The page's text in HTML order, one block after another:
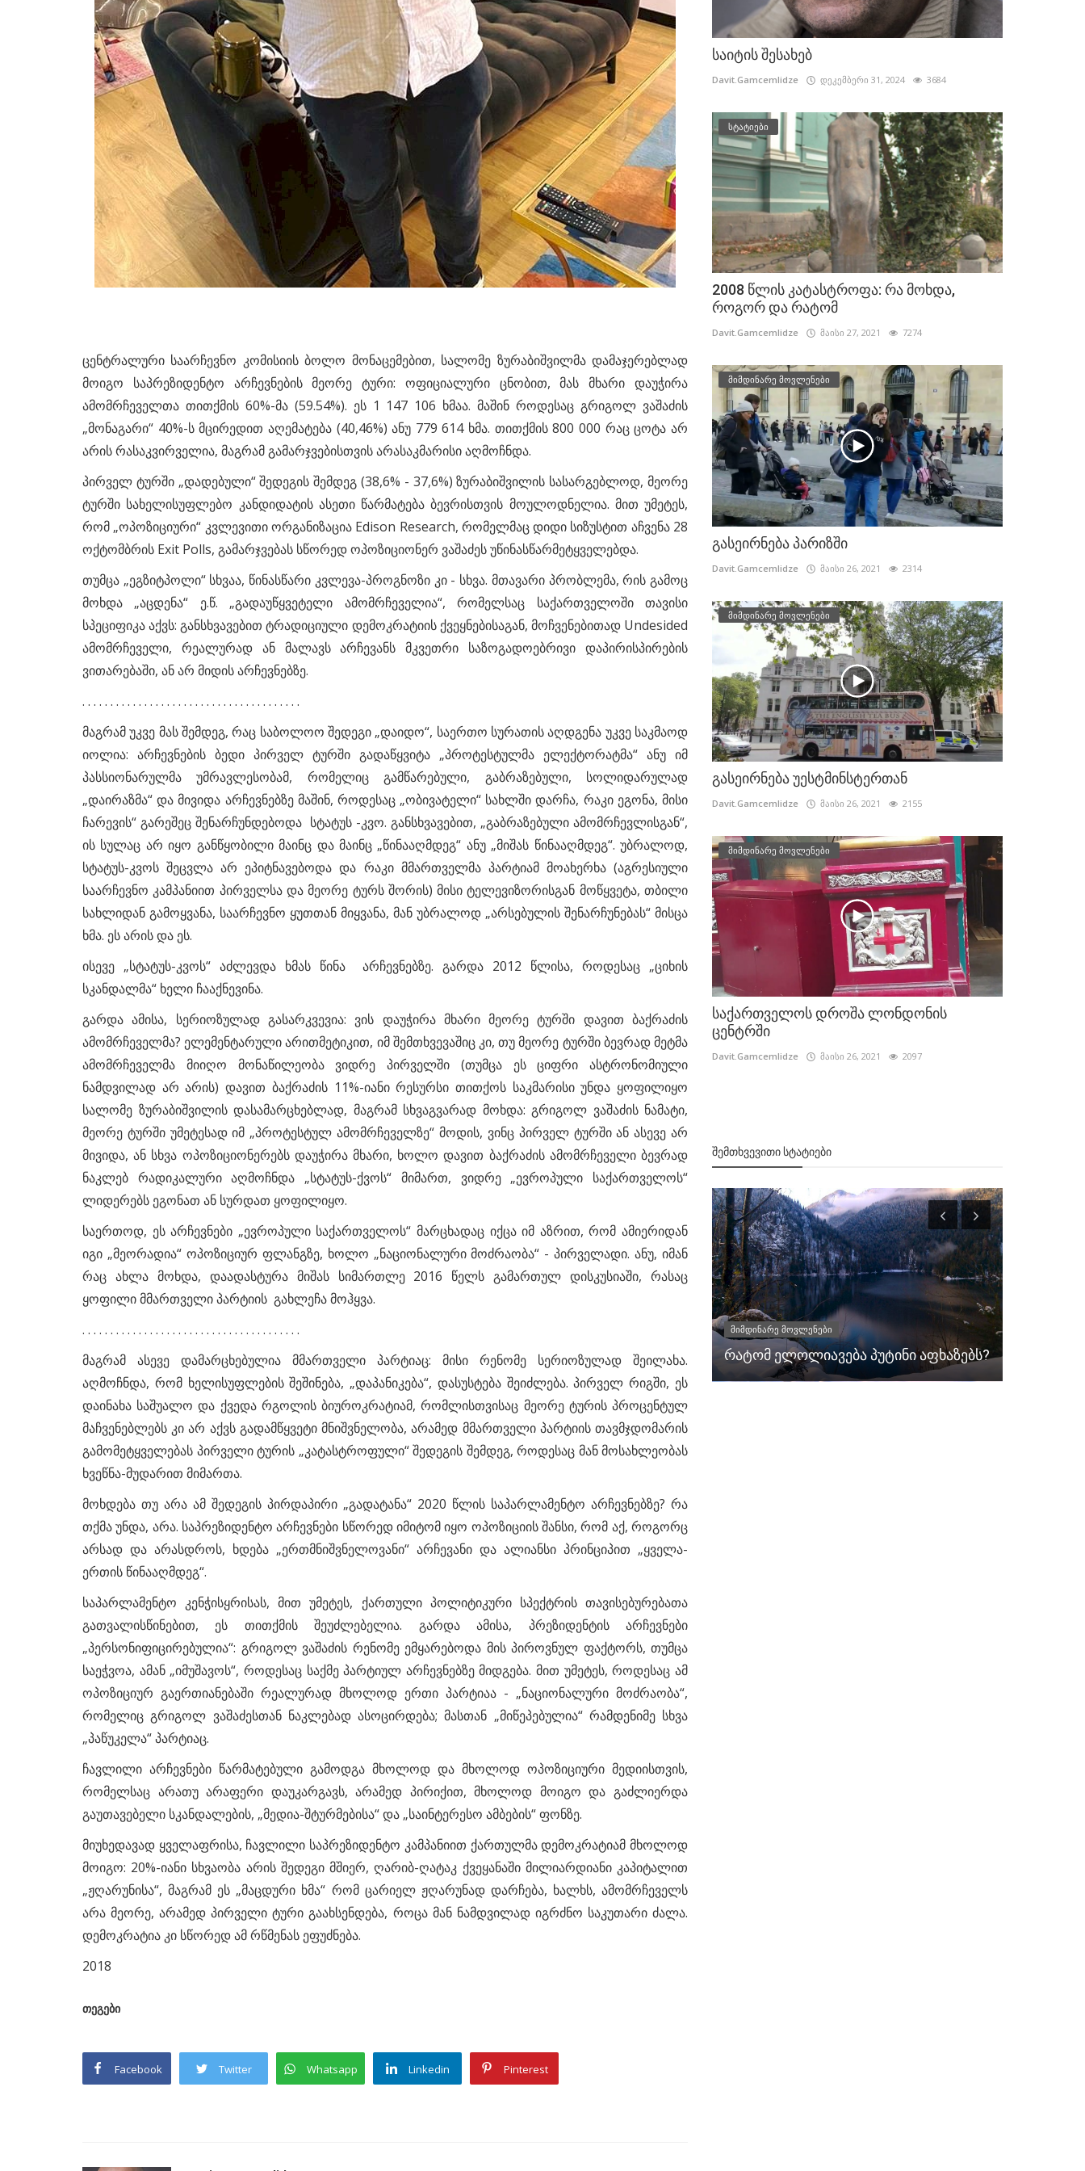
ცენტრალური საარჩევნო კომისიის ბოლო მონაცემებით, სალომე ზურაბიშვილმა დამაჯერებლად
მოიგო საპრეზიდენტო არჩევნების მეორე ტური: ოფიციალური ცნობით, მას მხარი დაუჭირა
ამომრჩეველთა თითქმის 60%-მა (59.54%). ეს 1 147 106 ხმაა. მაშინ როდესაც გრიგოლ ვაშაძის
„მონაგარი“ 40%-ს მცირედით აღემატება (40,46%) ანუ 779 614 ხმა. თითქმის 800 000 რაც ცოტა არ
არის რასაკვირველია, მაგრამ გამარჯვებისთვის არასაკმარისი აღმოჩნდა.
პირველ ტურში „დადებული“ შედეგის შემდეგ (38,6% - 37,6%) ზურაბიშვილის სასარგებლოდ, მეორე
ტურში სახელისუფლებო კანდიდატის ასეთი წარმატება ბევრისთვის მოულოდნელია. მით უმეტეს,
რომ „ოპოზიციური“ კვლევითი ორგანიზაცია Edison Research, რომელმაც დიდი სიზუსტით აჩვენა 28
ოქტომბრის Exit Polls, გამარჯვებას სწორედ ოპოზიციონერ ვაშაძეს უწინასწარმეტყველებდა.
თუმცა „ეგზიტპოლი“ სხვაა, წინასწარი კვლევა-პროგნოზი კი - სხვა. მთავარი პრობლემა, რის გამოც
მოხდა „აცდენა“ ე.წ. „გადაუწყვეტელი ამომრჩეველია“, რომელსაც საქართველოში თავისი
სპეციფიკა აქვს: განსხვავებით ტრადიციული დემოკრატიის ქვეყნებისაგან, მოჩვენებითად Undesided
ამომრჩეველი, რეალურად ან მალავს არჩევანს მკვეთრი საზოგადოებრივი დაპირისპირების
ვითარებაში, ან არ მიდის არჩევნებზე.
. . . . . . . . . . . . . . . . . . . . . . . . . . . . . . . . . . . . . . .
მაგრამ უკვე მას შემდეგ, რაც საბოლოო შედეგი „დაიდო“, საერთო სურათის აღდგენა უკვე საკმაოდ
იოლია: არჩევნების ბედი პირველ ტურში გადაწყვიტა „პროტესტულმა ელექტორატმა“ ანუ იმ
პასსიონარულმა უმრავლესობამ, რომელიც გამწარებული, გაბრაზებული, სოლიდარულად
„დაირაზმა“ და მივიდა არჩევნებზე მაშინ, როდესაც „ობივატელი“ სახლში დარჩა, რაკი ეგონა, მისი
ჩარევის“ გარეშეც შენარჩუნდებოდა სტატუს -კვო. განსხვავებით, „გაბრაზებული ამომრჩევლისგან“,
ის სულაც არ იყო განწყობილი მაინც და მაინც „წინააღმდეგ“ ანუ „მიშას წინააღმდეგ“. უბრალოდ,
სტატუს-კვოს შეცვლა არ ეპიტნავებოდა და რაკი მმართველმა პარტიამ მოახერხა (აგრესიული
საარჩევნო კამპანიით პირველსა და მეორე ტურს შორის) მისი ტელევიზორისგან მოწყვეტა, თბილი
სახლიდან გამოყვანა, საარჩევნო ყუთთან მიყვანა, მან უბრალოდ „არსებულის შენარჩუნებას“ მისცა
ხმა. ეს არის და ეს.
ისევე „სტატუს-კვოს“ აძლევდა ხმას წინა არჩევნებზე. გარდა 2012 წლისა, როდესაც „ციხის
სკანდალმა“ ხელი ჩააქნევინა.
გარდა ამისა, სერიოზულად გასარკვევია: ვის დაუჭირა მხარი მეორე ტურში დავით ბაქრაძის
ამომრჩეველმა? ელემენტარული არითმეტიკით, იმ შემთხვევაშიც კი, თუ მეორე ტურში ბევრად მეტმა
ამომრჩეველმა მიიღო მონაწილეობა ვიდრე პირველში (თუმცა ეს ციფრი ასტრონომიული
ნამდვილად არ არის) დავით ბაქრაძის 11%-იანი რესურსი თითქოს საკმარისი უნდა ყოფილიყო
სალომე ზურაბიშვილის დასამარცხებლად, მაგრამ სხვაგვარად მოხდა: გრიგოლ ვაშაძის ნამატი,
მეორე ტურში უმეტესად იმ „პროტესტულ ამომრჩეველზე“ მოდის, ვინც პირველ ტურში ან ასევე არ
მივიდა, ან სხვა ოპოზიციონერებს დაუჭირა მხარი, ხოლო დავით ბაქრაძის ამომრჩეველი ბევრად
ნაკლებ რადიკალური აღმოჩნდა „სტატუს-ქვოს“ მიმართ, ვიდრე „ევროპული საქართველოს“
ლიდერებს ეგონათ ან სურდათ ყოფილიყო.
საერთოდ, ეს არჩევნები „ევროპული საქართველოს“ მარცხადაც იქცა იმ აზრით, რომ ამიერიდან
იგი „მეორადია“ ოპოზიციურ ფლანგზე, ხოლო „ნაციონალური მოძრაობა“ - პირველადი. ანუ, იმან
რაც ახლა მოხდა, დაადასტურა მიშას სიმართლე 2016 წელს გამართულ დისკუსიაში, რასაც
ყოფილი მმართველი პარტიის გახლეჩა მოჰყვა.
. . . . . . . . . . . . . . . . . . . . . . . . . . . . . . . . . . . . . . .
მაგრამ ასევე დამარცხებულია მმართველი პარტიაც: მისი რენომე სერიოზულად შეილახა.
აღმოჩნდა, რომ ხელისუფლების შეშინება, „დაპანიკება“, დასუსტება შეიძლება. პირველ რიგში, ეს
დაინახა საშუალო და ქვედა რგოლის ბიუროკრატიამ, რომლისთვისაც მეორე ტურის პროცენტულ
მაჩვენებლებს კი არ აქვს გადამწყვეტი მნიშვნელობა, არამედ მმართველი პარტიის თავმჯდომარის
გამომეტყველებას პირველი ტურის „კატასტროფული“ შედეგის შემდეგ, როდესაც მან მოსახლეობას
ხვეწნა-მუდარით მიმართა.
მოხდება თუ არა ამ შედეგის პირდაპირი „გადატანა“ 2020 წლის საპარლამენტო არჩევნებზე? რა
თქმა უნდა, არა. საპრეზიდენტო არჩევნები სწორედ იმიტომ იყო ოპოზიციის შანსი, რომ აქ, როგორც
არსად და არასდროს, ხდება „ერთმნიშვნელოვანი“ არჩევანი და ალიანსი პრინციპით „ყველა-
ერთის წინააღმდეგ“.
საპარლამენტო კენჭისყრისას, მით უმეტეს, ქართული პოლიტიკური სპექტრის თავისებურებათა
გათვალისწინებით, ეს თითქმის შეუძლებელია. გარდა ამისა, პრეზიდენტის არჩევნები
„პერსონიფიცირებულია“: გრიგოლ ვაშაძის რენომე ემყარებოდა მის პიროვნულ ფაქტორს, თუმცა
საეჭვოა, ამან „იმუშავოს“, როდესაც საქმე პარტიულ არჩევნებზე მიდგება. მით უმეტეს, როდესაც ამ
ოპოზიციურ გაერთიანებაში რეალურად მხოლოდ ერთი პარტიაა - „ნაციონალური მოძრაობა“,
რომელიც გრიგოლ ვაშაძესთან ნაკლებად ასოცირდება; მასთან „მიწეპებულია“ რამდენიმე სხვა
„პაწუკელა“ პარტიაც.
ჩავლილი არჩევნები წარმატებული გამოდგა მხოლოდ და მხოლოდ ოპოზიციური მედიისთვის,
რომელსაც არათუ არაფერი დაუკარგავს, არამედ პირიქით, მხოლოდ მოიგო და გაძლიერდა
გაუთავებელი სკანდალების, „მედია-შტურმებისა“ და „საინტერესო ამბების“ ფონზე.
მიუხედავად ყველაფრისა, ჩავლილი საპრეზიდენტო კამპანიით ქართულმა დემოკრატიამ მხოლოდ
მოიგო: 20%-იანი სხვაობა არის შედეგი მშიერ, ღარიბ-ღატაკ ქვეყანაში მილიარდიანი კაპიტალით
„ჟღარუნისა“, მაგრამ ეს „მაცდური ხმა“ რომ ცარიელ ჟღარუნად დარჩება, ხალხს, ამომრჩეველს
არა მეორე, არამედ პირველი ტური გაახსენდება, როცა მან ნამდვილად იგრძნო საკუთარი ძალა.
დემოკრატია კი სწორედ ამ რწმენას ეფუძნება.
2018
თეგები
Facebook Twitter Whatsapp Linkedin Pinterest
საიტის შესახებ
Davit.Gamcemlidze დეკემბერი 31, 2024 3684
სტატიები
2008 წლის კატასტროფა: რა მოხდა,
როგორ და რატომ
Davit.Gamcemlidze მაისი 27, 2021 7274
მიმდინარე მოვლენები
გასეირნება პარიზში
Davit.Gamcemlidze მაისი 26, 2021 2314
მიმდინარე მოვლენები
გასეირნება უესტმინსტერთან
Davit.Gamcemlidze მაისი 26, 2021 2155
მიმდინარე მოვლენები
საქართველოს დროშა ლონდონის
ცენტრში
Davit.Gamcemlidze მაისი 26, 2021 2097
ᲨᲔᲛᲗᲮᲕᲔᲕᲘᲗᲘ ᲡᲢᲐᲢᲘᲔᲑᲘ
საერთაშორისო მიმოხილვა
საერთაშორისო მიმოხილვა. 9
ოქტომბერი. 2023 წელი
სექტემბერი. 2024 წელი
მიმდინარე მოვლენები
რატომ ელოლიავება პუტინი აფხაზებს?